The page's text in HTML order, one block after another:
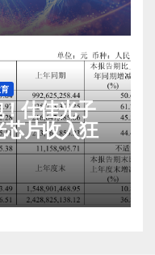
仕佳光子
片收入狂